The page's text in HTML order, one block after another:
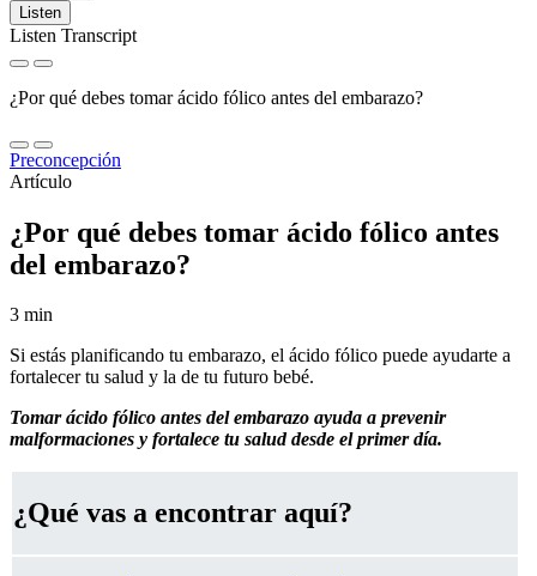
Listen
Listen Transcript
¿Por qué debes tomar ácido fólico antes del embarazo?
Preconcepción
Artículo
¿Por qué debes tomar ácido fólico antes
del embarazo?
3 min
Si estás planificando tu embarazo, el ácido fólico puede ayudarte a
fortalecer tu salud y la de tu futuro bebé.
Tomar ácido fólico antes del embarazo ayuda a prevenir
malformaciones y fortalece tu salud desde el primer día.
¿Qué vas a encontrar aquí?